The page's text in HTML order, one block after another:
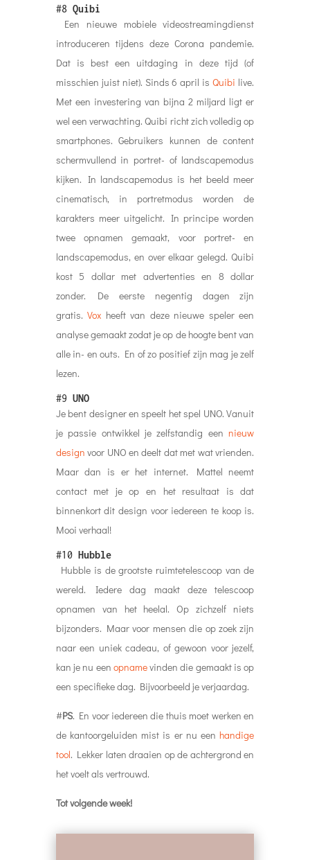
#8 Quibi
Een nieuwe mobiele videostreamingdienst
introduceren tijdens deze Corona pandemie.
Dat is best een uitdaging in deze tijd (of
misschien juist niet). Sinds 6 april isQuibi live.
Met een investering van bijna 2 miljard ligt er
wel een verwachting. Quibi richt zich volledig op
smartphones. Gebruikers kunnen de content
schermvullend in portret- of landscapemodus
kijken. In landscapemodus is het beeld meer
cinematisch, in portretmodus worden de
karakters meer uitgelicht. In principe worden
twee opnamen gemaakt, voor portret- en
landscapemodus, en over elkaar gelegd. Quibi
kost 5 dollar met advertenties en 8 dollar
zonder. De eerste negentig dagen zijn
gratis.Vox heeft van deze nieuwe speler een
analyse gemaakt zodat je op de hoogte bent van
alle in- en outs. En of zo positief zijn mag je zelf
lezen.
#9 UNO
Je bent designer en speelt het spel UNO. Vanuit
je passie ontwikkel je zelfstandig eennieuw
design voor UNO en deelt dat met wat vrienden.
Maar dan is er het internet. Mattel neemt
contact met je op en het resultaat is dat
binnenkort dit design voor iedereen te koop is.
Mooi verhaal!
#10 Hubble
Hubble is de grootste ruimtetelescoop van de
wereld. Iedere dag maakt deze telescoop
opnamen van het heelal. Op zichzelf niets
bijzonders. Maar voor mensen die op zoek zijn
naar een uniek cadeau, of gewoon voor jezelf,
kan je nu een opnamevinden die gemaakt is op
een specifieke dag. Bijvoorbeeld je verjaardag.
#PS. En voor iedereen die thuis moet werken en
de kantoorgeluiden mist is er nu eenhandige
tool. Lekker laten draaien op de achtergrond en
het voelt als vertrouwd.
Tot volgende week!